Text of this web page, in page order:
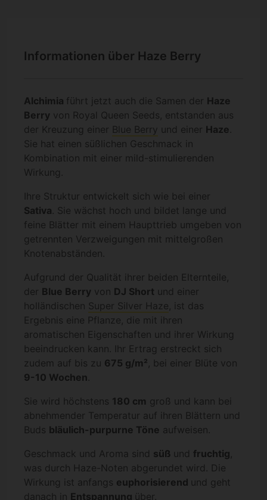
Informationen über Haze Berry
Alchimia führt jetzt auch die Samen der Haze
Berry von Royal Queen Seeds, entstanden aus
der Kreuzung einer Blue Berry und einer Haze.
Sie hat einen süßlichen Geschmack in
Kombination mit einer mild-stimulierenden
Wirkung.
Ihre Struktur entwickelt sich wie bei einer
Sativa. Sie wächst hoch und bildet lange und
feine Blätter mit einem Haupttrieb umgeben von
getrennten Verzweigungen mit mittelgroßen
Knotenabständen.
Aufgrund der Qualität ihrer beiden Elternteile,
der Blue Berry von DJ Short und einer
holländischen Super Silver Haze, ist das
Ergebnis eine Pflanze, die mit ihren
aromatischen Eigenschaften und ihrer Wirkung
beeindrucken kann. Ihr Ertrag erstreckt sich
zudem auf bis zu 675 g/m², bei einer Blüte von
9-10 Wochen.
Sie wird höchstens 180 cm groß und kann bei
abnehmender Temperatur auf ihren Blättern und
Buds bläulich-purpurne Töne aufweisen.
Geschmack und Aroma sind süß und fruchtig,
was durch Haze-Noten abgerundet wird. Die
Wirkung ist anfangs euphorisierend und geht
danach in Entspannung über.